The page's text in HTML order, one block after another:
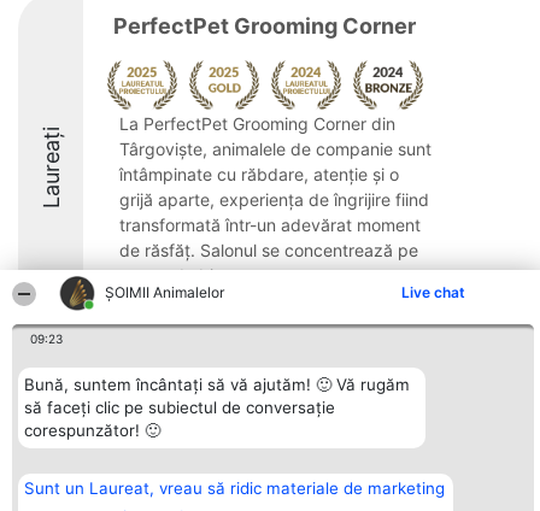
ŞOIMII Animalelor Live chat
09:23
Bună, suntem încântați să vă ajutăm! 🙂 Vă rugăm
să faceți clic pe subiectul de conversație
corespunzător! 🙂
Sunt un Laureat, vreau să ridic materiale de marketing
Laureați
PerfectPet Grooming Corner
La PerfectPet Grooming Corner din
Târgoviște, animalele de companie sunt
întâmpinate cu răbdare, atenție și o
grijă aparte, experiența de îngrijire fiind
transformată într-un adevărat moment
de răsfăț. Salonul se concentrează pe
starea de bine ...
9.3
Organizator Ranking
BRIGHT SOLUTIONS BR SRL
Aleea Timisul De Sus 2 Bl. A30
București
CUI 36737675
Plebiscyt
Reguli
Statut